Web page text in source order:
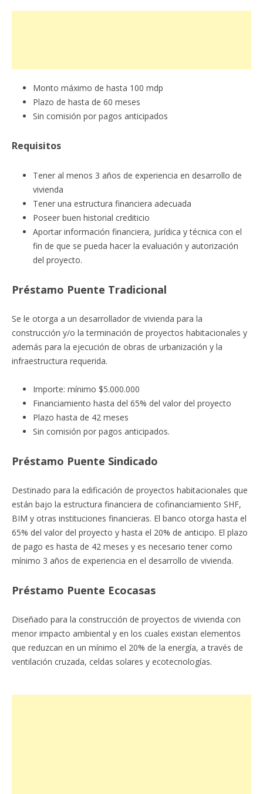
Monto máximo de hasta 100 mdp
Plazo de hasta de 60 meses
Sin comisión por pagos anticipados
Requisitos
Tener al menos 3 años de experiencia en desarrollo de
vivienda
Tener una estructura financiera adecuada
Poseer buen historial crediticio
Aportar información financiera, jurídica y técnica con el
fin de que se pueda hacer la evaluación y autorización
del proyecto.
Préstamo Puente Tradicional
Se le otorga a un desarrollador de vivienda para la
construcción y/o la terminación de proyectos habitacionales y
además para la ejecución de obras de urbanización y la
infraestructura requerida.
Importe: mínimo $5.000.000
Financiamiento hasta del 65% del valor del proyecto
Plazo hasta de 42 meses
Sin comisión por pagos anticipados.
Préstamo Puente Sindicado
Destinado para la edificación de proyectos habitacionales que
están bajo la estructura financiera de cofinanciamiento SHF,
BIM y otras instituciones financieras. El banco otorga hasta el
65% del valor del proyecto y hasta el 20% de anticipo. El plazo
de pago es hasta de 42 meses y es necesario tener como
mínimo 3 años de experiencia en el desarrollo de vivienda.
Préstamo Puente Ecocasas
Diseñado para la construcción de proyectos de vivienda con
menor impacto ambiental y en los cuales existan elementos
que reduzcan en un mínimo el 20% de la energía, a través de
ventilación cruzada, celdas solares y ecotecnologías.